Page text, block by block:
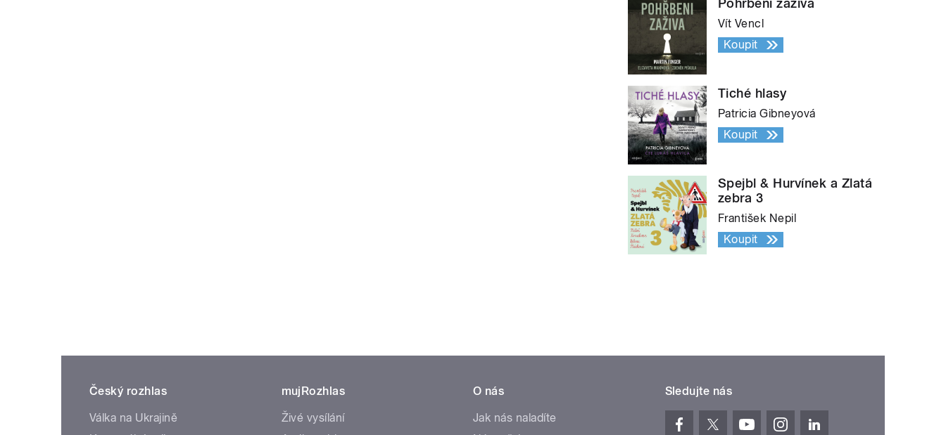
Pohřbeni zaživa
Vít Vencl
Koupit
Tiché hlasy
Patricia Gibneyová
Koupit
Spejbl & Hurvínek a Zlatá
zebra 3
František Nepil
Koupit
Český rozhlas
Válka na Ukrajině
mujRozhlas
Živé vysílání
O nás
Jak nás naladíte
Sledujte nás